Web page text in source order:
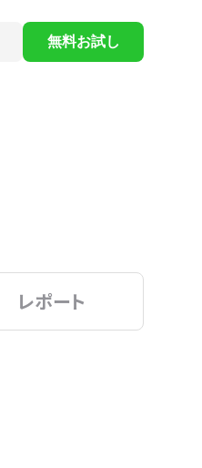
無料お試し
レポート